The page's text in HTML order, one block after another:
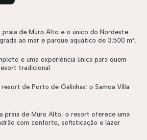
Roteiros
praia de Muro Alto e o único do Nordeste
ao mar e parque aquático de 3.500 m².
e uma experiência única para quem
tradicional.
de Porto de Galinhas: o Samoa Villa
praia de Muro Alto, o resort oferece uma
com conforto, sofisticação e lazer